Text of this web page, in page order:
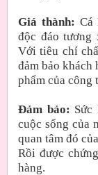
Giá thành: Cá
độc đáo tương
Với tiêu chí
đảm bảo khách
phẩm của công
Đảm bảo: Sức
cuộc sống của
quan tâm đó
Rồi được
hàng.